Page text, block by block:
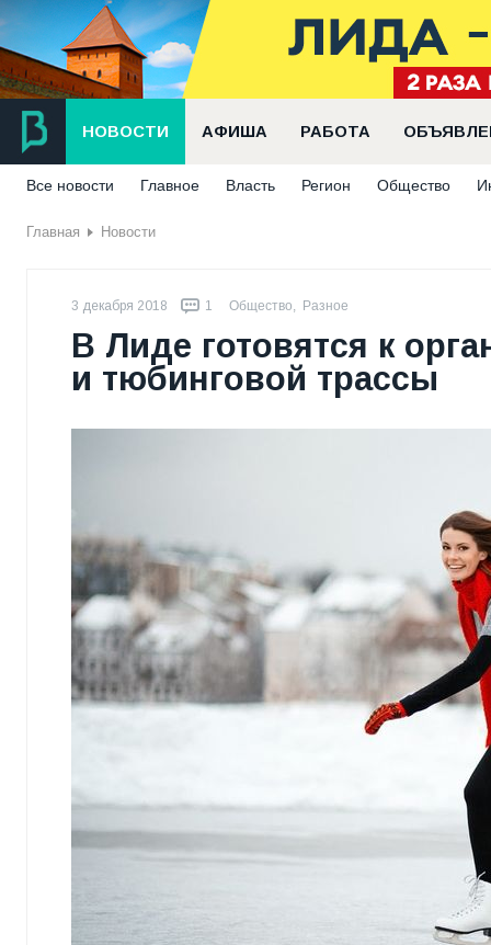
НОВОСТИ АФИША РАБОТА
Все новости Главное Власть Регион Общество
Главная Новости
3 декабря 2018 1 Общество, Разное
В Лиде готовятся к
и тюбинговой трассы